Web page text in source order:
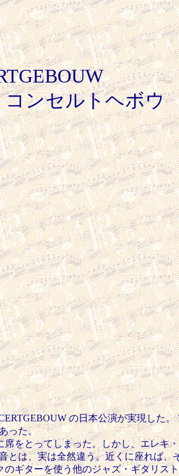
ンセルトヘボウ
の日本公演が実現した
った。
席をとってしまった。しかし、エレ
は、実は全然違う。近くに座れば
のギターを使う他のジャズ・ギタリ